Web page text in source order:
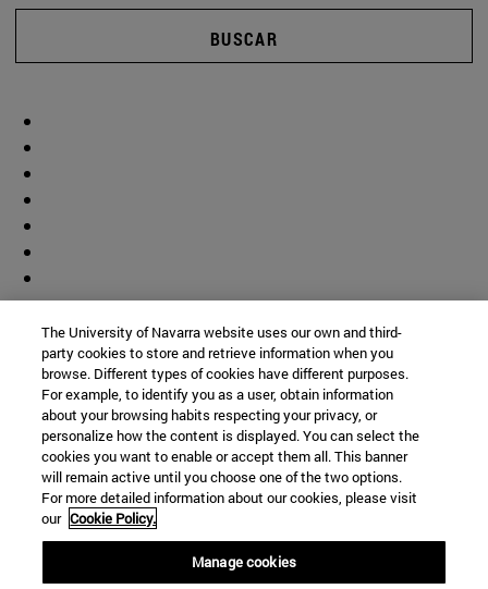
BUSCAR
(abre en nueva ventana)
The University of Navarra website uses our own and third-
party cookies to store and retrieve information when you
browse. Different types of cookies have different purposes.
For example, to identify you as a user, obtain information
about your browsing habits respecting your privacy, or
personalize how the content is displayed. You can select the
cookies you want to enable or accept them all. This banner
will remain active until you choose one of the two options.
For more detailed information about our cookies, please visit
our Cookie Policy.
Manage cookies